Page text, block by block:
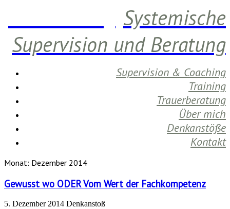
Systemische
Supervision und Beratung
Supervision & Coaching
Training
Trauerberatung
Über mich
Denkanstöße
Kontakt
Monat: Dezember 2014
Gewusst wo ODER Vom Wert der Fachkompetenz
5. Dezember 2014 Denkanstoß